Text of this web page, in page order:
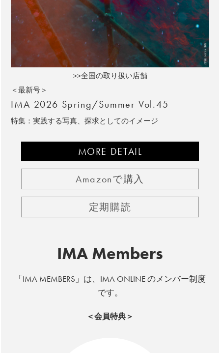
>>全国の取り扱い店舗
＜最新号＞
IMA 2026 Spring/Summer Vol.45
特集：実践する写真、探求としてのイメージ
MORE DETAIL
Amazonで購入
定期購読
IMA Members
「IMA MEMBERS」は、IMA ONLINE のメンバー制度
です。
＜会員特典＞